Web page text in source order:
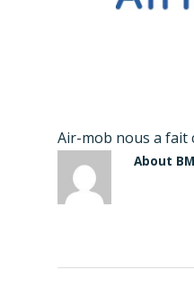
Air-mob nous a fait
About